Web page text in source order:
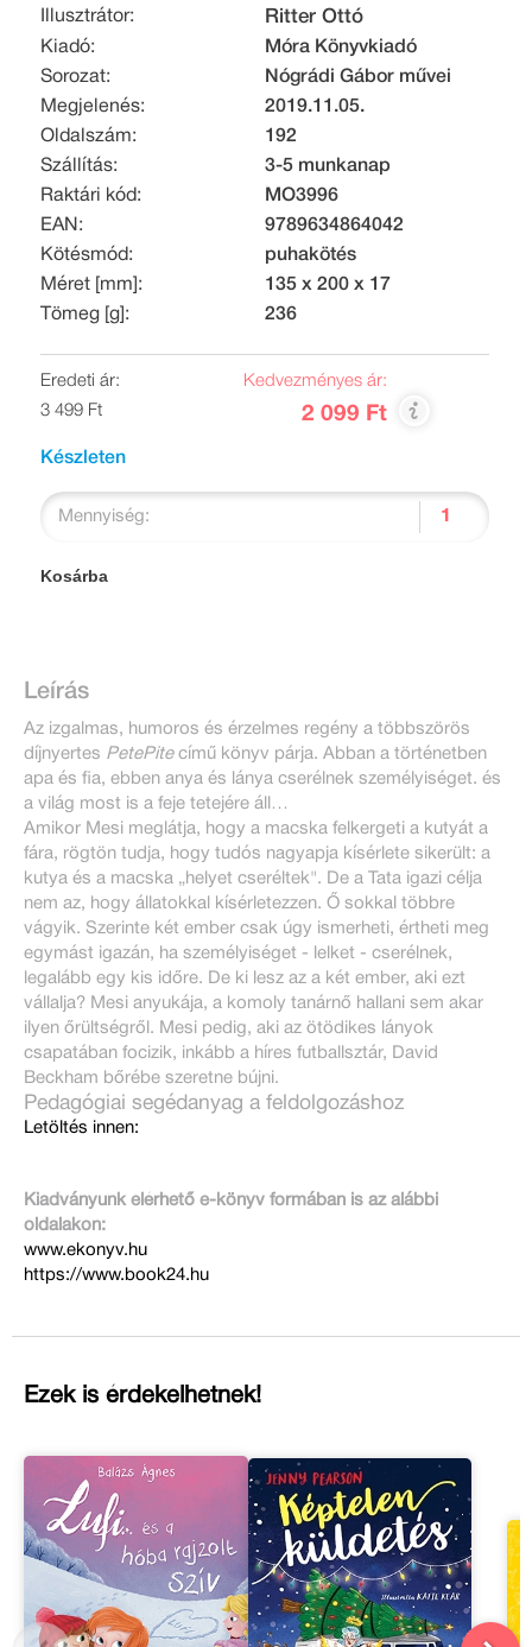
Illusztrátor:
Ritter Ottó
Kiadó:
Móra Könyvkiadó
Sorozat:
Nógrádi Gábor művei
Megjelenés:
2019.11.05.
Oldalszám:
192
Szállítás:
3-5 munkanap
Raktári kód:
MO3996
EAN:
9789634864042
Kötésmód:
puhakötés
Méret [mm]:
135 x 200 x 17
Tömeg [g]:
236
Eredeti ár:
3 499 Ft
Kedvezményes ár:
2 099 Ft
Készleten
Mennyiség:
Kosárba
Leírás
Az izgalmas, humoros és érzelmes regény a többszörös
díjnyertes PetePitecímű könyv párja. Abban a történetben
apa és fia, ebben anya és lánya cserélnek személyiséget. és
a világ most is a feje tetejére áll…
Amikor Mesi meglátja, hogy a macska felkergeti a kutyát a
fára, rögtön tudja, hogy tudós nagyapja kísérlete sikerült: a
kutya és a macska „helyet cseréltek". De a Tata igazi célja
nem az, hogy állatokkal kísérletezzen. Ő sokkal többre
vágyik. Szerinte két ember csak úgy ismerheti, értheti meg
egymást igazán, ha személyiséget - lelket - cserélnek,
legalább egy kis időre. De ki lesz az a két ember, aki ezt
vállalja? Mesi anyukája, a komoly tanárnő hallani sem akar
ilyen őrültségről. Mesi pedig, aki az ötödikes lányok
csapatában focizik, inkább a híres futballsztár, David
Beckham bőrébe szeretne bújni.
Pedagógiai segédanyag a feldolgozáshoz
Letöltés innen:
Kiadványunk elérhető e-könyv formában is az alábbi
oldalakon:
www.ekonyv.hu
https://www.book24.hu
Ezek is érdekelhetnek!